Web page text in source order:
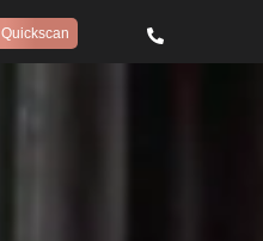
Quickscan